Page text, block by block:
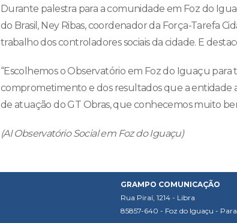
Durante palestra para a comunidade em Foz do
do Brasil, Ney Ribas, coordenador da Força-Tarefa
trabalho dos controladores sociais da cidade. E
“Escolhemos o Observatório em Foz do Iguaçu
comprometimento e dos resultados que a entidade
de atuação do GT Obras, que conhecemos muito
(AI Observatório Social em Foz do Iguaçu)
GRAMPO COMUNICAÇÃO
Rua Piraí, 1214 - Libra
85857-640 - Foz do Iguaçu -